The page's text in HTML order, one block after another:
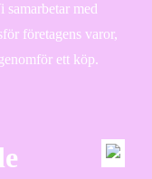
samarbetar med
företagens varor,
ett köp.